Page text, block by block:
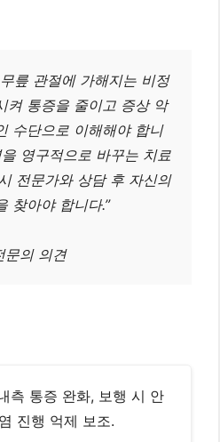
릎 관절에 가해지는 비정
켜 통증을 줄이고 증상 악
수단으로 이해해야 합니
영구적으로 바꾸는 치료
전문가와 상담 후 자신의
찾아야 합니다.”
문의 의견
측 통증 완화, 보행 시 안
진행 억제 보조.